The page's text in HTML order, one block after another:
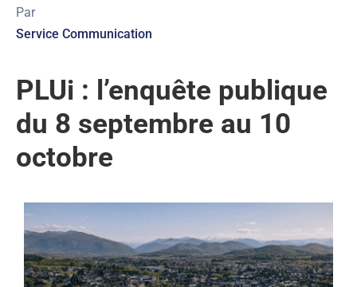
DÉMARCHES
PAYER
MES
Par
Service Communication
PLUi : l’enquête publique
du 8 septembre au 10
octobre